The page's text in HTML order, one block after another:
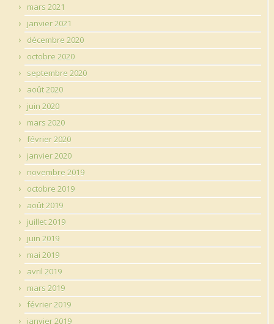
mars 2021
janvier 2021
décembre 2020
octobre 2020
septembre 2020
août 2020
juin 2020
mars 2020
février 2020
janvier 2020
novembre 2019
octobre 2019
août 2019
juillet 2019
juin 2019
mai 2019
avril 2019
mars 2019
février 2019
janvier 2019